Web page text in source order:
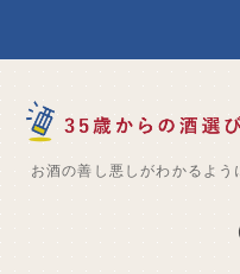
お酒の善し悪しがわかるよ